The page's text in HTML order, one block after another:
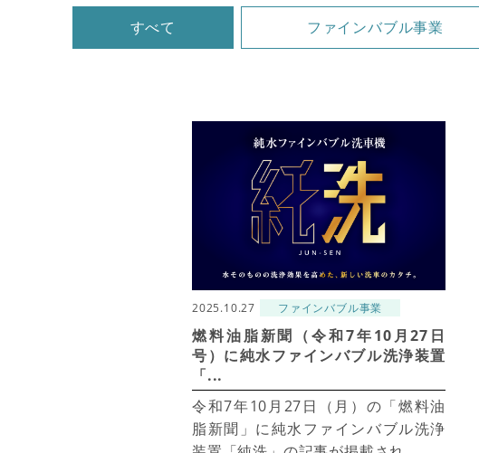
すべて ファインバブル事業
2025.10.27 ファインバブル事業
燃料油脂新聞（令和7年10月27日
号）に純水ファインバブル洗浄装置
「...
令和7年10月27日（月）の「燃料油
脂新聞」に純水ファインバブル洗浄